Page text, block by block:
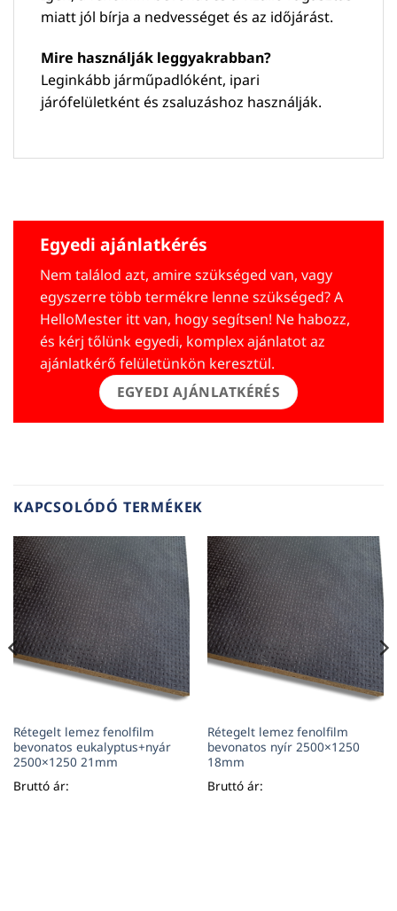
miatt jól bírja a nedvességet és az időjárást.
Mire használják leggyakrabban?
Leginkább járműpadlóként, ipari
járófelületként és zsaluzáshoz használják.
Egyedi ajánlatkérés
Nem találod azt, amire szükséged van, vagy
egyszerre több termékre lenne szükséged? A
HelloMester itt van, hogy segítsen! Ne habozz,
és kérj tőlünk egyedi, komplex ajánlatot az
ajánlatkérő felületünkön keresztül.
EGYEDI AJÁNLATKÉRÉS
KAPCSOLÓDÓ TERMÉKEK
Rétegelt lemez fenolfilm
bevonatos eukalyptus+nyár
2500×1250 21mm
Bruttó ár:
Rétegelt lemez fenolfilm
bevonatos nyír 2500×1250
18mm
Bruttó ár: